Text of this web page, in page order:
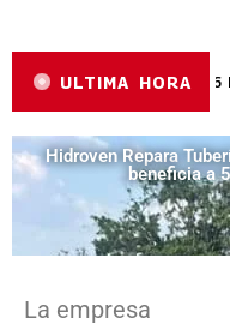
ULTIMA HORA
VACACIONAL RÍE 2026
Hidroven Repara
beneficia a
La empresa